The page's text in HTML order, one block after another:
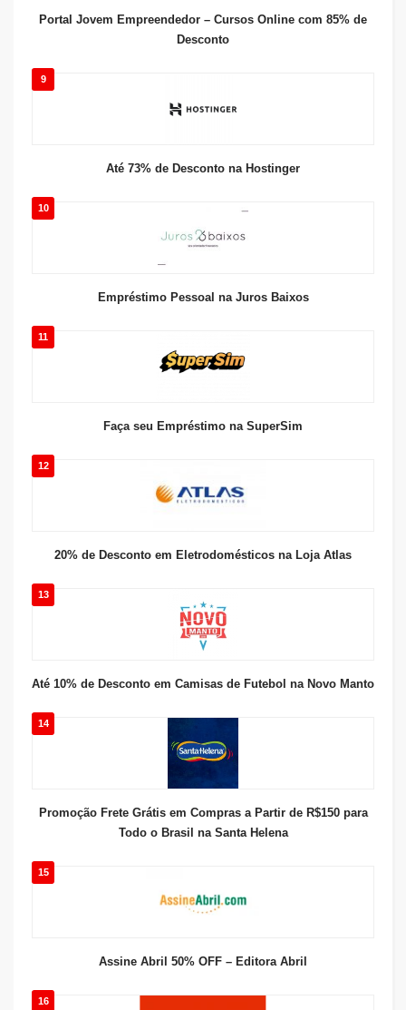
Portal Jovem Empreendedor – Cursos Online com 85% de
Desconto
9
Até 73% de Desconto na Hostinger
10
Empréstimo Pessoal na Juros Baixos
11
Faça seu Empréstimo na SuperSim
12
20% de Desconto em Eletrodomésticos na Loja Atlas
13
Até 10% de Desconto em Camisas de Futebol na Novo Manto
14
Promoção Frete Grátis em Compras a Partir de R$150 para
Todo o Brasil na Santa Helena
15
Assine Abril 50% OFF – Editora Abril
16